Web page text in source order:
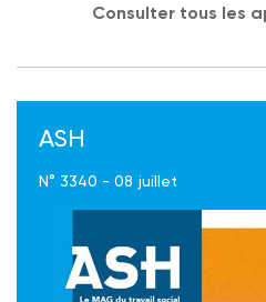
Consulter tous les
ASH
N° 3340 - 08 juillet